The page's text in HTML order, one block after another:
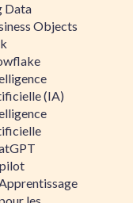
Data
Objects
(IA)